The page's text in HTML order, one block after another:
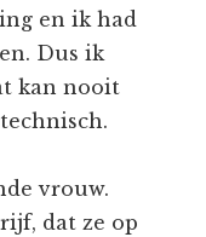
en ik had
Dus ik
kan nooit
vrouw.
dat ze op